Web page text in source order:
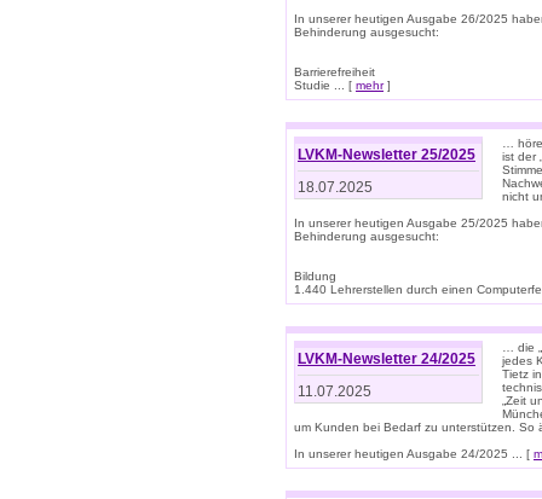
In unserer heutigen Ausgabe 26/2025
Behinderung ausgesucht:
Barrierefreiheit
Studie ... [ mehr]
LVKM-Newsletter 25/2025
18.07.2025
…
ist der
nicht
In unserer heutigen Ausgabe 25/2025
Behinderung ausgesucht:
Bildung
1.440 Lehrerstellen durch einen
LVKM-Newsletter 24/2025
11.07.2025
… die
jedes
Tietz
„Zeit
um Kunden bei Bedarf zu unterstützen.
In unserer heutigen Ausgabe 24/2025 ... [